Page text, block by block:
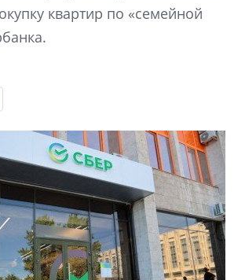
квартир по «семейной